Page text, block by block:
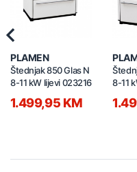
PLAMEN
Štednjak 850 Glas N
8-11 kW lijevi 023216
1.499,95 KM
8-11